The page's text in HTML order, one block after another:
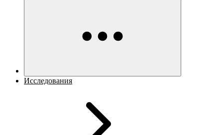
Исследования